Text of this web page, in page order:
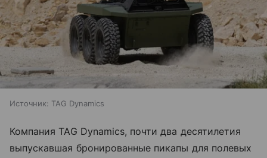
Источник: TAG Dynamics
Компания TAG Dynamics, почти два десятилетия
выпускавшая бронированные пикапы для полевых